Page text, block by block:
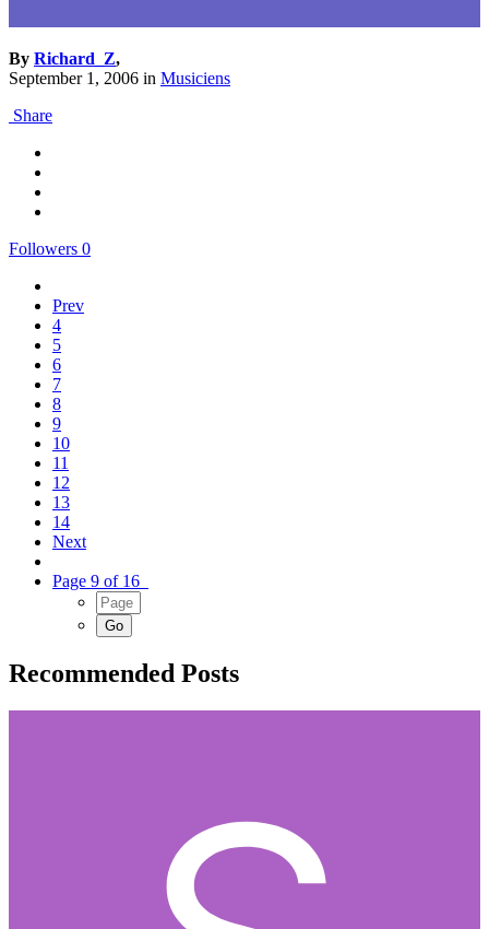
By Richard_Z,
September 1, 2006 in Musiciens
Share
Followers 0
Prev
4
5
6
7
8
9
10
11
12
13
14
Next
Page 9 of 16
Recommended Posts